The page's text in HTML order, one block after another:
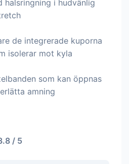
halsringning i hudvänlig
de integrerade kuporna
isolerar mot kyla
som kan öppnas
amning
/ 5